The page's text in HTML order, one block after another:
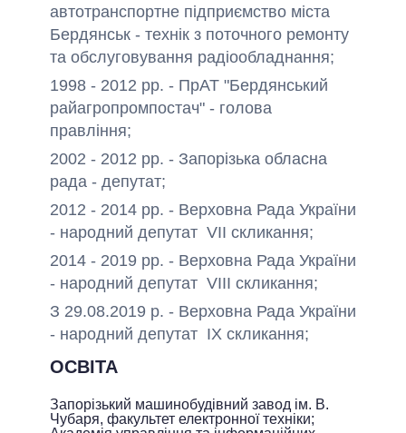
автотранспортне підприємство міста
Бердянськ - технік з поточного ремонту
та обслуговування радіообладнання;
1998 - 2012 рр. - ПрАТ "Бердянський
райагропромпостач" - голова
правління;
2002 - 2012 рр. - Запорізька обласна
рада - депутат;
2012 - 2014 рр. - Верховна Рада України
- народний депутат VII скликання;
2014 - 2019 рр. - Верховна Рада України
- народний депутат VIII скликання;
З 29.08.2019 р. - Верховна Рада України
- народний депутат IХ скликання;
ОСВІТА
Запорізький машинобудівний завод ім. В.
Чубаря, факультет електронної техніки;